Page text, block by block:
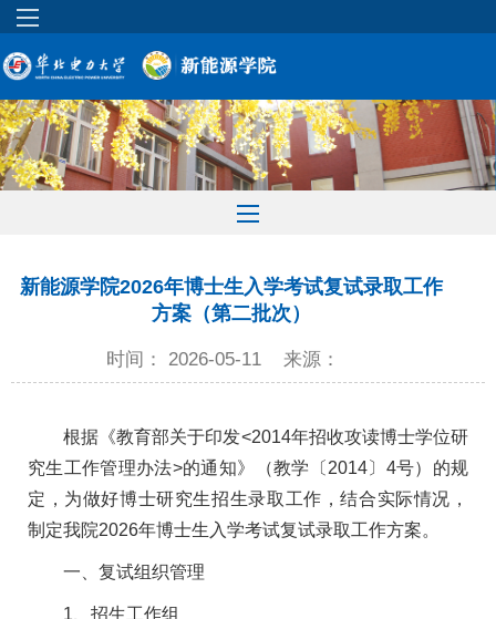
新能源学院2026年博士生入学考试复试录取工作
方案（第二批次）
时间： 2026-05-11 来源：
根据《教育部关于印发<2014年招收攻读博士学位研
究生工作管理办法>的通知》（教学〔2014〕4号）的规
定，为做好博士研究生招生录取工作，结合实际情况，
制定我院2026年博士生入学考试复试录取工作方案。
一、复试组织管理
1、招生工作组